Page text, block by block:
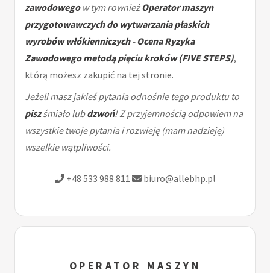
zawodowegow tym rownieżOperator maszyn
przygotowawczych do wytwarzania płaskich
wyrobów włókienniczych - Ocena Ryzyka
Zawodowego metodą pięciu kroków (FIVE STEPS),
którą możesz zakupić na tej stronie.
Jeżeli masz jakieś pytania odnośnie tego produktu to
piszśmiało lubdzwoń! Z przyjemnością odpowiem na
wszystkie twoje pytania i rozwieję (mam nadzieję)
wszelkie wątpliwości.
+48 533 988 811 biuro@allebhp.pl
OPERATOR MASZYN